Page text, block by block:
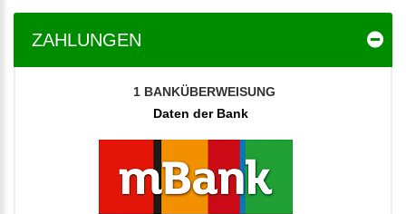
ZAHLUNGEN
1 BANKÜBERWEISUNG
Daten der Bank